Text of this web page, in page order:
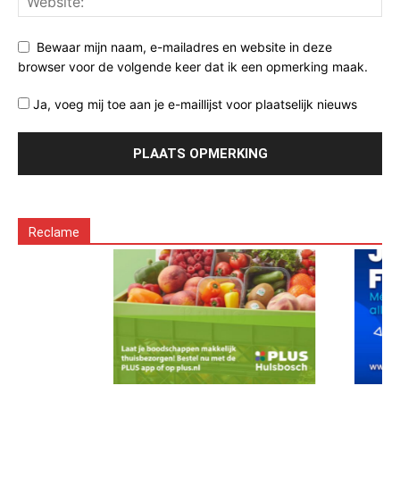
Bewaar mijn naam, e-mailadres en website in deze
browser voor de volgende keer dat ik een opmerking maak.
Ja, voeg mij toe aan je e-maillijst voor plaatselijk nieuws
Reclame